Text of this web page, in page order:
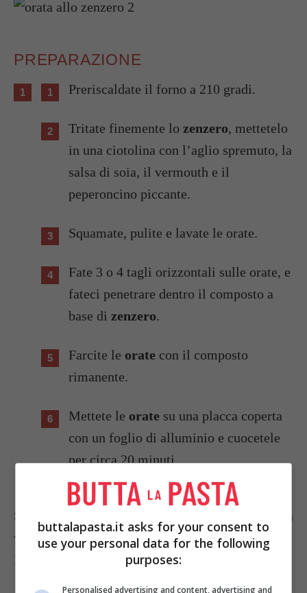
PREPARAZIONE
Preriscaldate il forno a 210 gradi.
Tritate finemente lo zenzero, mettetelo
in una ciotolina con l’aglio spremuto, la
salsa di soia, il vermouth e il
peperoncino piccante.
Squamate, pulite e lavate le orate.
Fate 3 o 4 tagli orizzontali sulle orate, e
fateci penetrare dentro il composto a
base di zenzero.
Farcite le orate con il composto
rimanente.
Mettete le orate su una placca coperta
con un foglio di alluminio e cuocetele
per circa 20 minuti.
Servite l'orata allo zenzero con una fresca insalata
verde o patate al forno.
Foto di
buttalapasta.it asks for your consent to
use your personal data for the following
purposes:
Personalised advertising and content, advertising and